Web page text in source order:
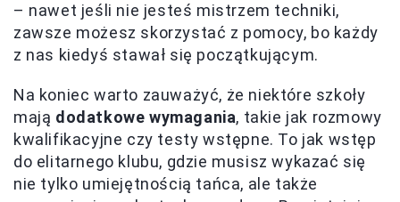
– nawet jeśli nie jesteś mistrzem techniki,
zawsze możesz skorzystać z pomocy, bo każdy
z nas kiedyś stawał się początkującym.
Na koniec warto zauważyć, że niektóre szkoły
mają dodatkowe wymagania, takie jak rozmowy
kwalifikacyjne czy testy wstępne. To jak wstęp
do elitarnego klubu, gdzie musisz wykazać się
nie tylko umiejętnością tańca, ale także